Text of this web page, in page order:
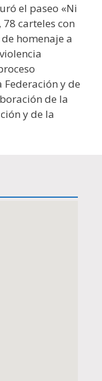
el paseo «Ni
78 carteles con
homenaje a
y de
de la
y de la